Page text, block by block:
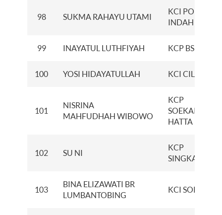
98 SUKMA RAHAYU UTAMI
KCI PONDOK
INDAH
99 INAYATUL LUTHFIYAH KCP BSB CITY
100 YOSI HIDAYATULLAH KCI CILEGON
101
NISRINA
MAHFUDHAH WIBOWO
KCP
SOEKARNO
HATTA
102 SU NI
KCP
SINGKAWANG
103
BINA ELIZAWATI BR
LUMBANTOBING
KCI SORONG